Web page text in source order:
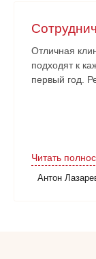
Отличная
подходят к
первый год.
Читать
Антон